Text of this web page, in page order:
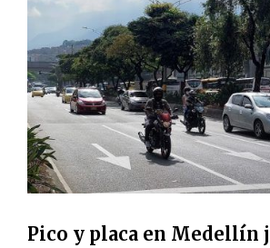
Pico y placa en Medellín